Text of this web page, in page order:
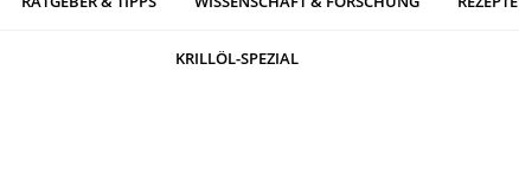
KRILLÖL-SPEZIAL